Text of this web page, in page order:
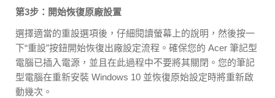
第3步：開始恢復原廠設置
選擇適當的重設選項後，仔細閱讀螢幕上的說明，然後按一
下“重設”按鈕開始恢復出廠設定流程。確保您的 Acer 筆記型
電腦已插入電源，並且在此過程中不要將其關閉。您的筆記
型電腦在重新安裝 Windows 10 並恢復原始設定時將重新啟
動幾次。